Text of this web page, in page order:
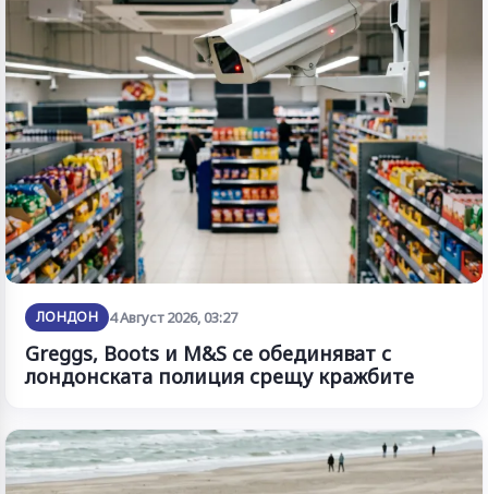
ЛОНДОН 4 Август 2026, 03:27
Greggs, Boots и M&S се обединяват с
лондонската полиция срещу кражбите